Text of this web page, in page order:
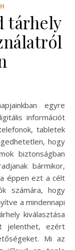
tárhely
információt
tabletek
hogy
biztonságban
bármikor,
éppen ezt a célt
számára, hogy
a mindennapi
kiválasztása
jelenthet, ezért
Mi az